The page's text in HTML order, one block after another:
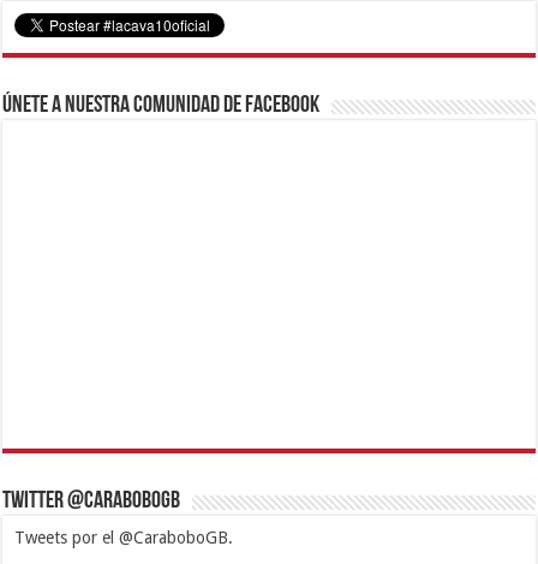
Únete a nuestra comunidad de Facebook
Twitter @CaraboboGB
Tweets por el @CaraboboGB.